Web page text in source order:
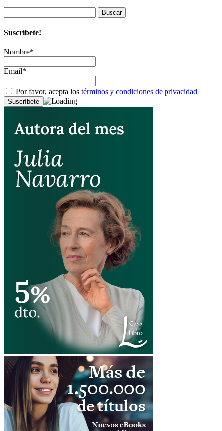
Suscríbete!
Nombre*
Email*
Por favor, acepta los términos y condiciones de privacidad